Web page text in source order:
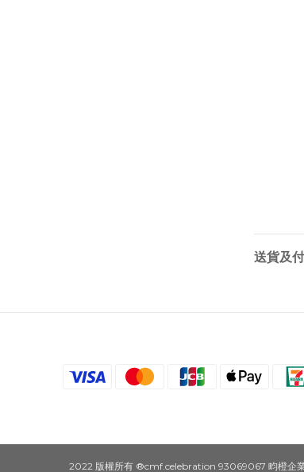
送貨及
2022 版權所有 ®cmf.celebration 93069067 畇橙企